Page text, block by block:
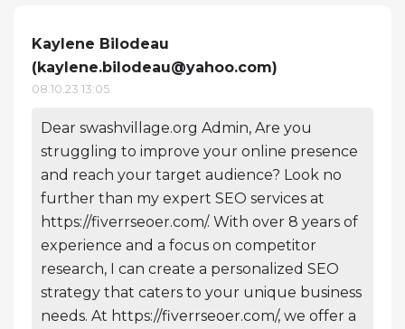
Kaylene Bilodeau
(kaylene.bilodeau@yahoo.com)
08.10.23 13:05
Dear swashvillage.org Admin, Are you
struggling to improve your online presence
and reach your target audience? Look no
further than my expert SEO services at
https://fiverrseoer.com/. With over 8 years of
experience and a focus on competitor
research, I can create a personalized SEO
strategy that caters to your unique business
needs. At https://fiverrseoer.com/, we offer a